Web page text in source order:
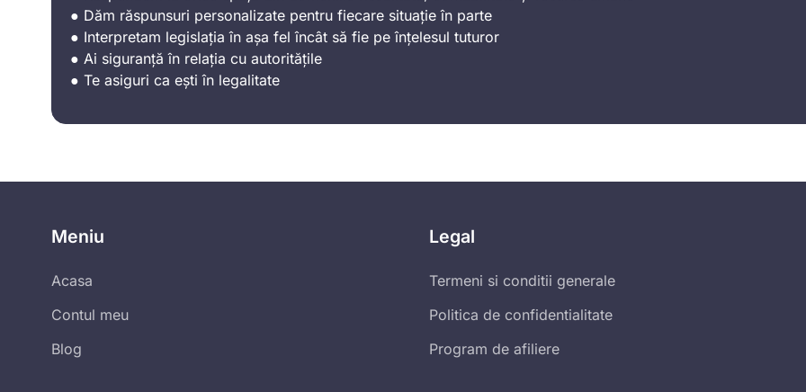
● Dăm răspunsuri personalizate pentru fiecare situație în parte
● Interpretam legislația în așa fel încât să fie pe înțelesul tuturor
● Ai siguranță în relația cu autoritățile
● Te asiguri ca ești în legalitate
Meniu
Acasa
Contul meu
Blog
Legal
Termeni si conditii generale
Politica de confidentialitate
Program de afiliere